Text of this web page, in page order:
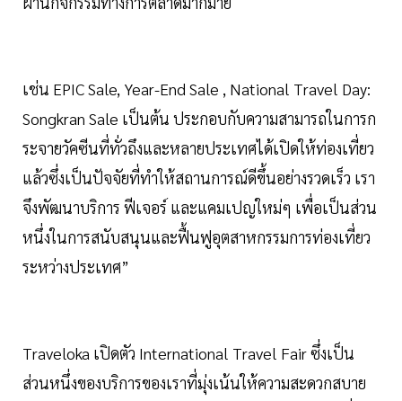
เช่น EPIC Sale, Year-End Sale , National Travel Day:
Songkran Sale เป็นต้น ประกอบกับความสามารถในการก
ระจายวัคซีนที่ทั่วถึงและหลายประเทศได้เปิดให้ท่องเที่ยว
แล้วซึ่งเป็นปัจจัยที่ทำให้สถานการณ์ดีขึ้นอย่างรวดเร็ว เรา
จึงพัฒนาบริการ ฟีเจอร์ และแคมเปญใหม่ๆ เพื่อเป็นส่วน
หนึ่งในการสนับสนุนและฟื้นฟูอุตสาหกรรมการท่องเที่ยว
ระหว่างประเทศ”
Traveloka เปิดตัว International Travel Fair ซึ่งเป็น
ส่วนหนึ่งของบริการของเราที่มุ่งเน้นให้ความสะดวกสบาย